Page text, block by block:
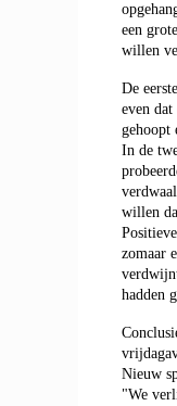
een
willen
De
even
gehoopt
In de
willen
zomaar
hadden
Nieuw
"We